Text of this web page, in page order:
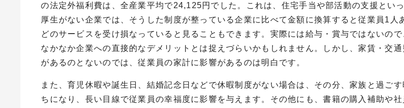
の法定外福利費は、全産業平均で24,125円でした。これは、住宅手当や部活動の支援とい
厚生がない企業では、そうした制度が整っている企業に比べて金額に換算すると従業員1人
どのサービスを受け損なっていると見ることもできます。実際には給与・賞与ではないの
なかなか企業への直接的なデメリットとは捉えづらいかもしれません。しかし、家賃・交
があるのとないのでは、従業員の家計に影響があるのは明白です。
また、育児休暇や誕生日、結婚記念日などで休暇制度がない場合は、その分、家族と過ご
ちになり、長い目線で従業員の幸福度に影響を与えます。その他にも、書籍の購入補助や